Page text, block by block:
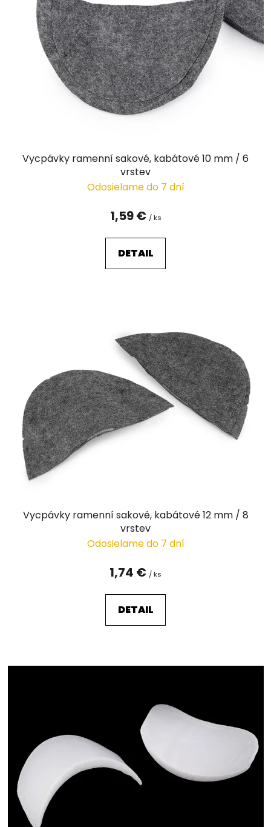
Vycpávky ramenní sakové, kabátové 10 mm / 6
vrstev
Odosielame do 7 dní
1,59 € / ks
DETAIL
Vycpávky ramenní sakové, kabátové 12 mm / 8
vrstev
Odosielame do 7 dní
1,74 € / ks
DETAIL